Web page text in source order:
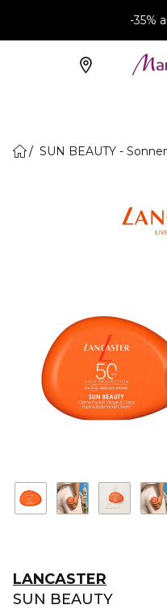
-35%
SUN BEAUTY -
LANCASTER
SUN BEAUTY